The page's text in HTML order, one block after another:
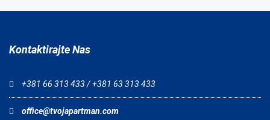
Kontaktirajte Nas
+381 66 313 433 / +381 63 313 433
office@tvojapartman.com